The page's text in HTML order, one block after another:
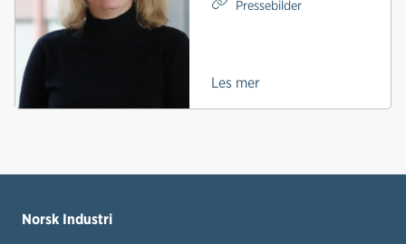
Pressebilder
Les mer
Norsk Industri